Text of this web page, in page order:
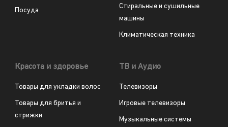
Посуда
Стиральные и сушильные
машины
Климатическая техника
Красота и здоровье
Товары для укладки волос
Товары для бритья и
стрижки
ТВ и Аудио
Телевизоры
Игровые телевизоры
Музыкальные системы